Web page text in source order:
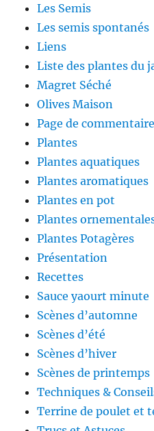
Les Semis
Les semis spontanés
Liens
Liste des plantes du
Magret Séché
Olives Maison
Page de
Plantes
Plantes aquatiques
Plantes aromatiques
Plantes en pot
Plantes
Plantes Potagères
Présentation
Recettes
Sauce yaourt minute
Scènes d’automne
Scènes d’été
Scènes d’hiver
Scènes de printemps
Techniques &
Terrine de poulet et